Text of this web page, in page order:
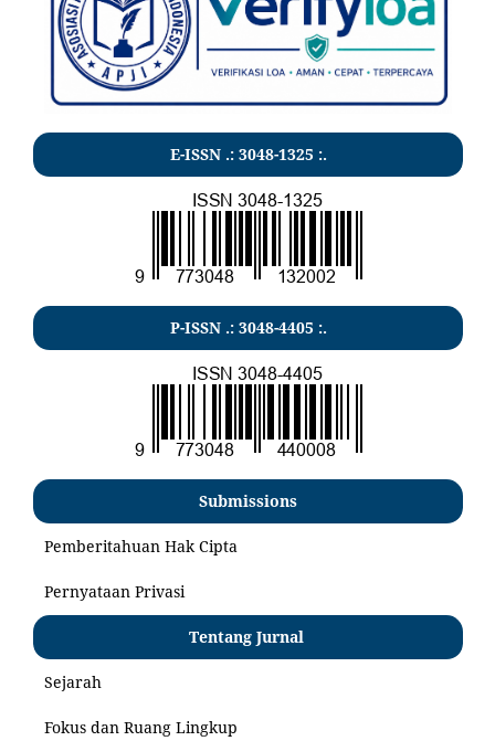
E-ISSN .: 3048-1325 :.
P-ISSN .: 3048-4405 :.
Submissions
Pemberitahuan Hak Cipta
Pernyataan Privasi
Tentang Jurnal
Sejarah
Fokus dan Ruang Lingkup